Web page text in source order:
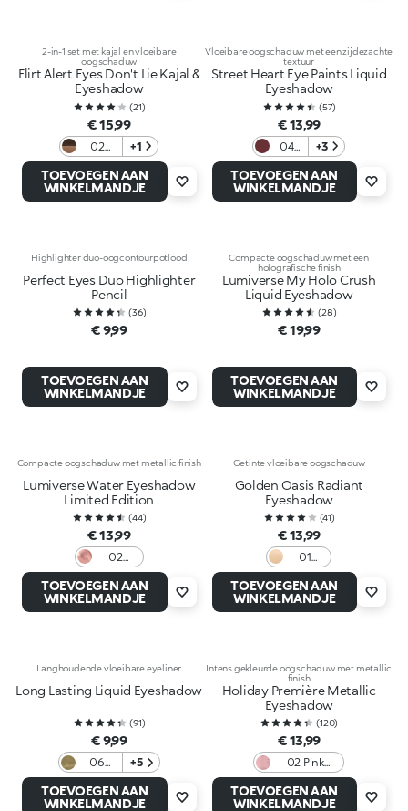
2-in-1 set met kajal en vloeibare
oogschaduw
Flirt Alert Eyes Don't Lie Kajal &
Eyeshadow
(21)
€ 15,99
02
Cocoa
Crush
+1
TOEVOEGEN AAN
WINKELMANDJE
Vloeibare oogschaduw met een zijdezachte
textuur
Street Heart Eye Paints Liquid
Eyeshadow
(57)
€ 13,99
04
Plum
Veil ​
+3
TOEVOEGEN AAN
WINKELMANDJE
Highlighter duo-oogcontourpotlood
Perfect Eyes Duo Highlighter
Pencil
(36)
€ 9,99
TOEVOEGEN AAN
WINKELMANDJE
Compacte oogschaduw met een
holografische finish
Lumiverse My Holo Crush
Liquid Eyeshadow
(28)
€ 19,99
TOEVOEGEN AAN
WINKELMANDJE
Compacte oogschaduw met metallic finish
Lumiverse Water Eyeshadow
Limited Edition
(44)
€ 13,99
02
Polarize
Pastel
TOEVOEGEN AAN
WINKELMANDJE
Getinte vloeibare oogschaduw
Golden Oasis Radiant
Eyeshadow
(41)
€ 13,99
01
Perfect
Gold
TOEVOEGEN AAN
WINKELMANDJE
Langhoudende vloeibare eyeliner
Long Lasting Liquid Eyeshadow
(91)
€ 9,99
06
Jungle
Green
+5
TOEVOEGEN AAN
WINKELMANDJE
Intens gekleurde oogschaduw met metallic
finish
Holiday Première Metallic
Eyeshadow
(120)
€ 13,99
02 Pink
Monologue
TOEVOEGEN AAN
WINKELMANDJE